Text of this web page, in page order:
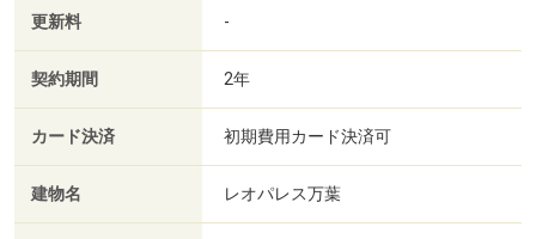
更新料 -
契約期間 2年
カード決済 初期費用カード決済可
建物名 レオパレス万葉